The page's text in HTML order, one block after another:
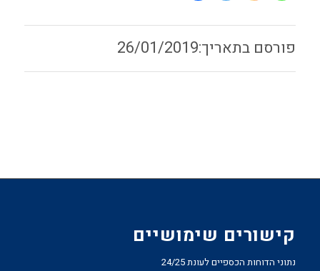
26/01/2019
קישורים שימושיים
נתוני הדוחות הכספיים לעונת 24/25